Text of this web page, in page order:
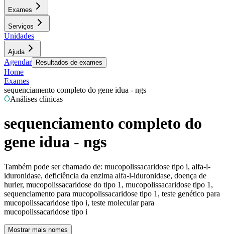
Exames
Serviços
Unidades
Ajuda
Agendar Resultados de exames
Home
Exames
sequenciamento completo do gene idua - ngs
Análises clínicas
sequenciamento completo do
gene idua - ngs
Também pode ser chamado de: mucopolissacaridose tipo i, alfa-l-
iduronidase, deficiência da enzima alfa-l-iduronidase, doença de
hurler, mucopolissacaridose do tipo 1, mucopolissacaridose tipo 1,
sequenciamento para mucopolissacaridose tipo 1, teste genético para
mucopolissacaridose tipo i, teste molecular para
mucopolissacaridose tipo i
Mostrar mais nomes